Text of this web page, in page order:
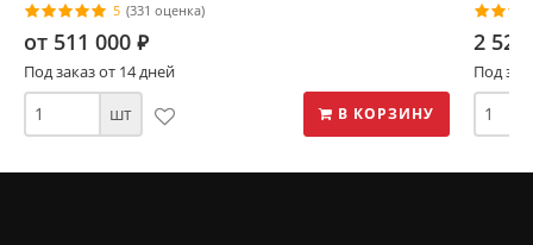
5 (331 оценка)
от 511 000 ⃏
Под заказ от 14 дней
шт В КОРЗИНУ
2 520
Под